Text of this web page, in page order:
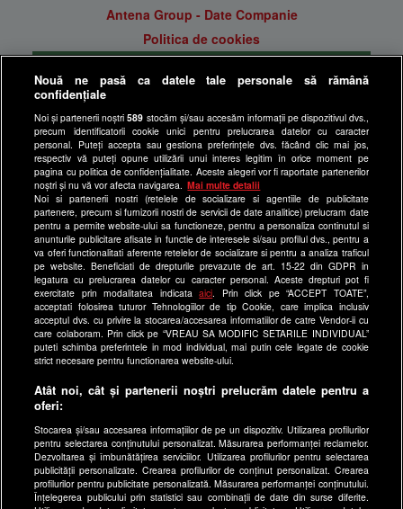
Antena Group - Date Companie
Politica de cookies
Politica de confidentialitate
Anunturi gratuite pe Lajumate.ro
Ultimele Stiri
Program Happy Channel
Echipa editorială
Site-uri Antena Group
a1.ro
antenastars.ro
as.ro
catine.ro
chefi.ro
deparinti.ro
medicool.ro
spynews.ro
useit.ro
retetefeldefel.ro
Nouă ne pasă ca datele tale personale să rămână
confidențiale
Noi și partenerii noștri589 stocăm și/sau accesăm informații pe dispozitivul dvs.,
precum identificatorii cookie unici pentru prelucrarea datelor cu caracter
personal. Puteți accepta sau gestiona preferințele dvs. făcând clic mai jos,
respectiv vă puteți opune utilizării unui interes legitim în orice moment pe
pagina cu politica de confidențialitate. Aceste alegeri vor fi raportate partenerilor
noștri și nu vă vor afecta navigarea.
Mai multe detalii
Noi si partenerii nostri (retelele de socializare si agentiile de publicitate
partenere, precum si furnizorii nostri de servicii de date analitice) prelucram date
pentru a permite website-ului sa functioneze, pentru a personaliza continutul si
anunturile publicitare afisate in functie de interesele si/sau profilul dvs., pentru a
va oferi functionalitati aferente retelelor de socializare si pentru a analiza traficul
pe website. Beneficiati de drepturile prevazute de art. 15-22 din GDPR in
legatura cu prelucrarea datelor cu caracter personal. Aceste drepturi pot fi
exercitate prin modalitatea indicataaici . Prin click pe “ACCEPT TOATE”,
acceptati folosirea tuturor Tehnologiilor de tip Cookie, care implica inclusiv
acceptul dvs. cu privire la stocarea/accesarea informatiilor de catre Vendor-ii cu
care colaboram. Prin click pe “VREAU SA MODIFIC SETARILE INDIVIDUAL”
puteti schimba preferintele in mod individual, mai putin cele legate de cookie
strict necesare pentru functionarea website-ului.
Atât noi, cât și partenerii noștri prelucrăm datele pentru a
oferi:
Stocarea și/sau accesarea informațiilor de pe un dispozitiv. Utilizarea profilurilor
pentru selectarea conținutului personalizat. Măsurarea performanței reclamelor.
Dezvoltarea și îmbunătățirea serviciilor. Utilizarea profilurilor pentru selectarea
publicității personalizate. Crearea profilurilor de conținut personalizat. Crearea
profilurilor pentru publicitate personalizată. Măsurarea performanței conținutului.
Înțelegerea publicului prin statistici sau combinații de date din surse diferite.